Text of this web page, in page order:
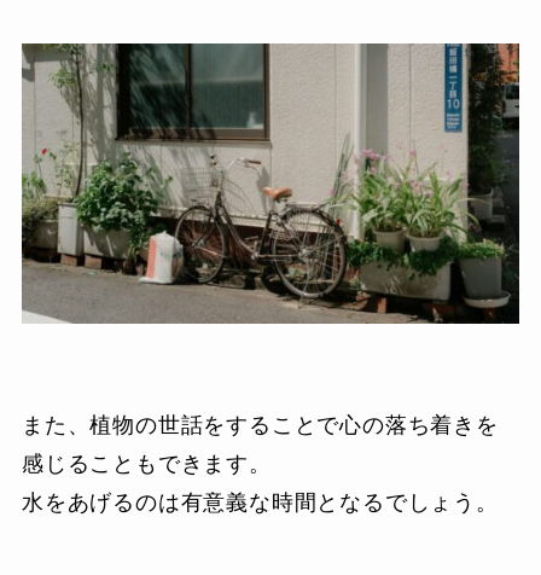
また、植物の世話をすることで心の落ち着きを
感じることもできます。
水をあげるのは有意義な時間となるでしょう。